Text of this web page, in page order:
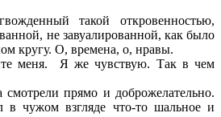
такой откровенностью,
не завуалированной, как было
кругу. О, времена, о, нравы.
меня. Я же чувствую. Так в чем
прямо и доброжелательно.
в чужом взгляде что-то шальное и